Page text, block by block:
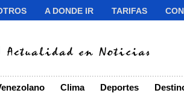
A DONDE IR TARIFAS
Clima Deportes